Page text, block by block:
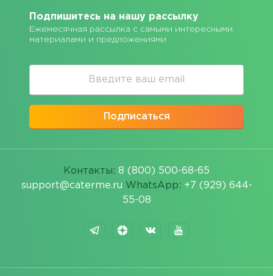
Подпишитесь на нашу рассылку
Ежемесячная рассылка с самыми интересными
материалами и предложениями
Подписаться
Контакты: 8 (800) 500-68-65
support@caterme.ru WhatsApp: +7 (929) 644-
55-08